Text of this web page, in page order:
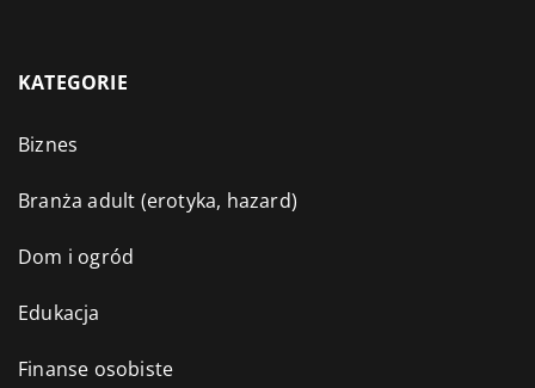
KATEGORIE
Biznes
Branża adult (erotyka, hazard)
Dom i ogród
Edukacja
Finanse osobiste